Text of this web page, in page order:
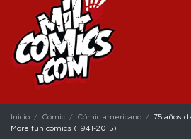
Inicio Cómic Cómic americano
75 años
More fun comics (1941-2015)